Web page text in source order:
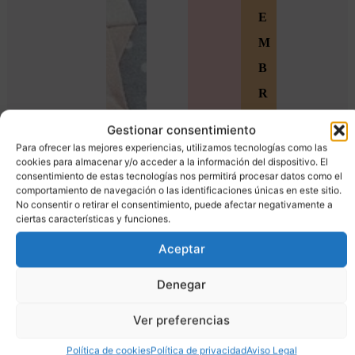
Gestionar consentimiento
Para ofrecer las mejores experiencias, utilizamos tecnologías como las
cookies para almacenar y/o acceder a la información del dispositivo. El
consentimiento de estas tecnologías nos permitirá procesar datos como el
comportamiento de navegación o las identificaciones únicas en este sitio.
No consentir o retirar el consentimiento, puede afectar negativamente a
ciertas características y funciones.
Aceptar
Denegar
Ver preferencias
Política de cookiesPolítica de privacidadAviso Legal
E
M
B
R
S
Ú
n
e
a